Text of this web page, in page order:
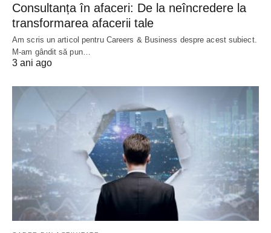
Consultanța în afaceri: De la neîncredere la
transformarea afacerii tale
Am scris un articol pentru Careers & Business despre acest subiect.
M-am gândit să pun…
3 ani ago